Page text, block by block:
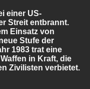
einer US-
Streit entbrannt.
Einsatz von
Stufe der
1983 trat eine
in Kraft, die
Zivilisten verbietet.